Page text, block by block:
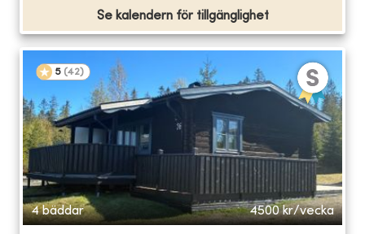
Se kalendern för tillgänglighet
5 (42)
4 bäddar 4500 kr/vecka